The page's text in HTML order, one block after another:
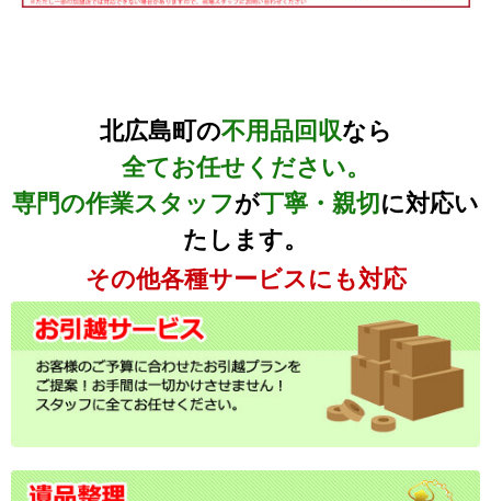
北広島町の不用品回収なら
全てお任せください。
専門の作業スタッフが丁寧・親切 に対応い
たします。
その他各種サービスにも対応